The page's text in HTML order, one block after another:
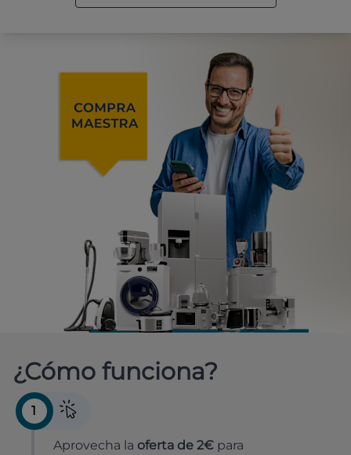
¿Cómo funciona?
1
Aprovecha la oferta de 2€ para